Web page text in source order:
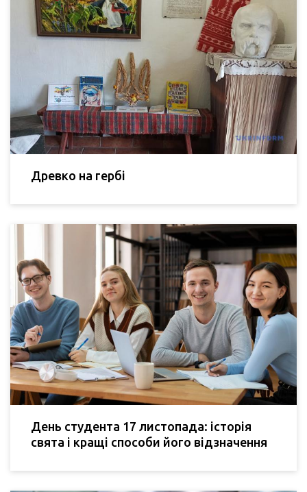
Древко на гербі
День студента 17 листопада: історія
свята і кращі способи його відзначення